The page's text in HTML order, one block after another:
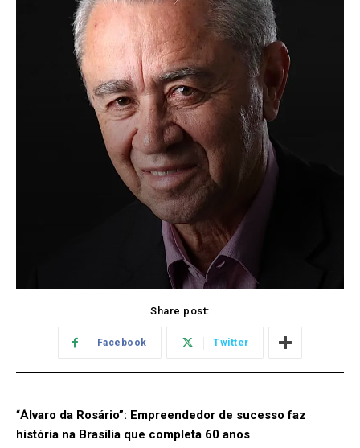
Share post:
Facebook Twitter
“Álvaro da Rosário”: Empreendedor de sucesso faz
história na Brasília que completa 60 anos